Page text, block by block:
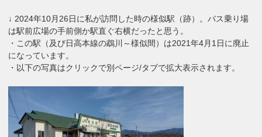
↓ 2024年10月26日に私が訪問した時の様似駅（跡）。バス乗り場
は駅前広場の手前側か駅直ぐ右横だったと思う。
・この駅（及び日高本線の鵡川～様似間）は2021年4月1日に廃止
になっています。
・以下の写真はクリックで別ページ/タブで拡大表示されます。